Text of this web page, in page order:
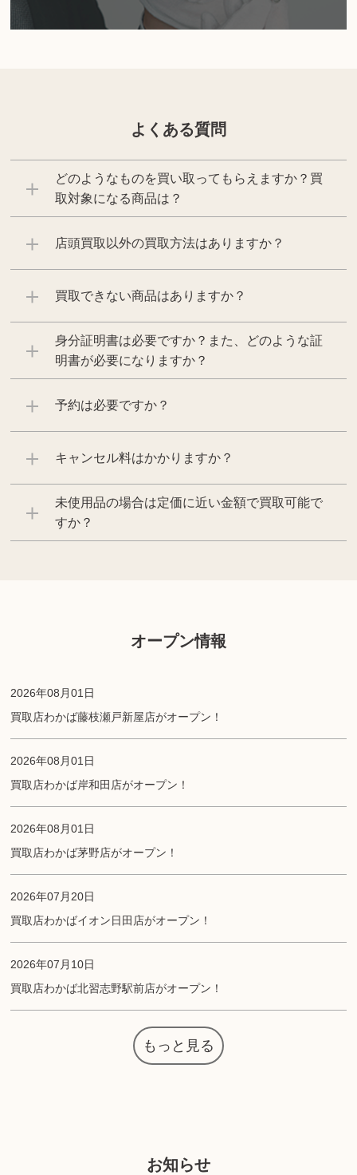
よくある質問
どのようなものを買い取ってもらえますか？買
取対象になる商品は？
店頭買取以外の買取方法はありますか？
買取できない商品はありますか？
身分証明書は必要ですか？また、どのような証
明書が必要になりますか？
予約は必要ですか？
キャンセル料はかかりますか？
未使用品の場合は定価に近い金額で買取可能で
すか？
オープン情報
2026年08月01日
買取店わかば藤枝瀬戸新屋店がオープン！
2026年08月01日
買取店わかば岸和田店がオープン！
2026年08月01日
買取店わかば茅野店がオープン！
2026年07月20日
買取店わかばイオン日田店がオープン！
2026年07月10日
買取店わかば北習志野駅前店がオープン！
もっと見る
お知らせ